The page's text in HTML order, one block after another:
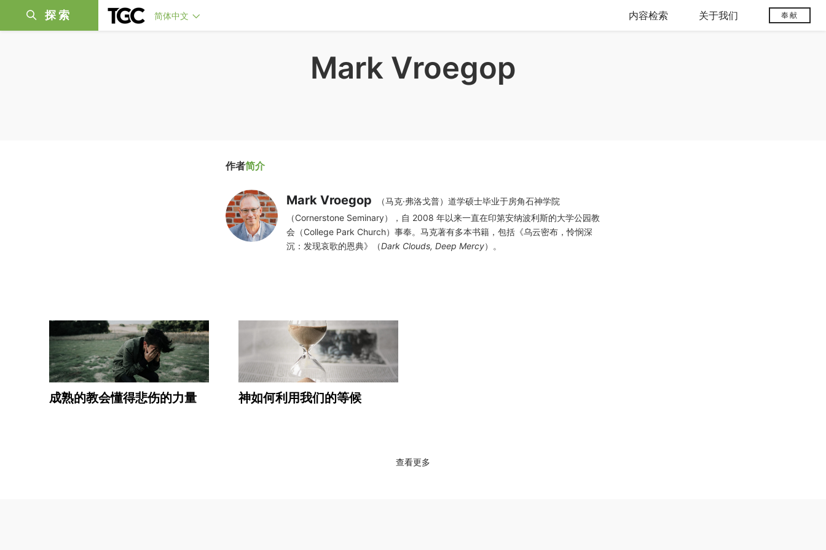
探索 简体中文 内容检索 关于我们 奉献
Mark Vroegop
作者简介
Mark Vroegop
（马克·弗洛戈普）道学硕士毕业于房角石神学院
（Cornerstone Seminary），自 2008 年以来一直在印第安纳波利斯的大学公园教
会（College Park Church）事奉。马克著有多本书籍，包括《乌云密布，怜悯深
沉：发现哀歌的恩典》（Dark Clouds, Deep Mercy）。
成熟的教会懂得悲伤的力量 神如何利用我们的等候
查看更多